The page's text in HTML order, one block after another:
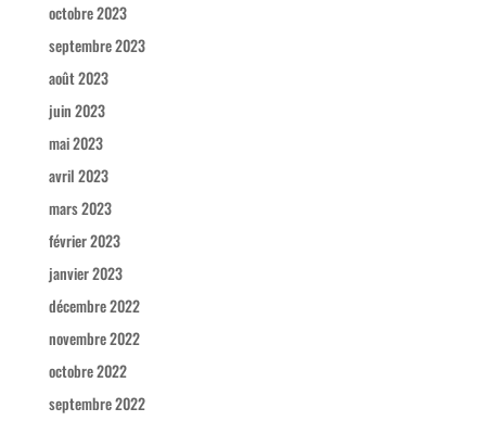
octobre 2023
septembre 2023
août 2023
juin 2023
mai 2023
avril 2023
mars 2023
février 2023
janvier 2023
décembre 2022
novembre 2022
octobre 2022
septembre 2022